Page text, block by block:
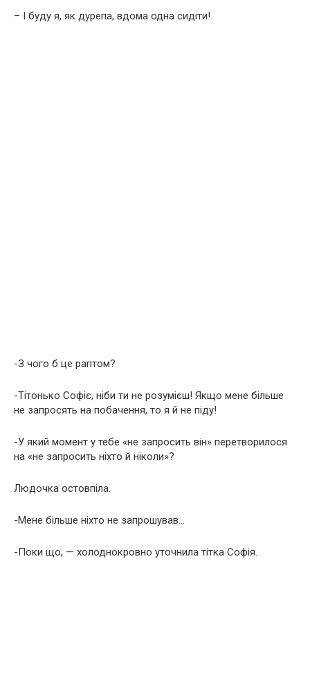
– І буду я, як дурепа, вдома одна сидіти!
-З чого б це раптом?
-Тітонько Софіє, ніби ти не розумієш! Якщо мене більше
не запросять на побачення, то я й не піду!
-У який момент у тебе «не запросить він» перетворилося
на «не запросить ніхто й ніколи»?
Людочка остовпіла.
-Мене більше ніхто не запрошував…
-Поки що, — холоднокровно уточнила тітка Софія.